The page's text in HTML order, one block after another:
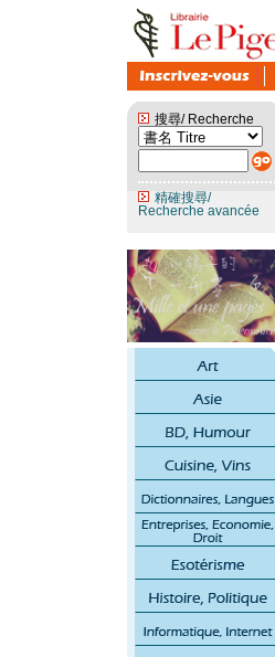
搜尋/ Recherche
精確搜尋/
Recherche avancée